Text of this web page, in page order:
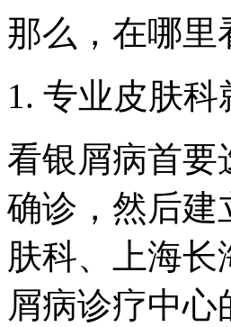
那么，在哪里
1. 专业皮肤科
看银屑病首要
确诊，然后建
肤科、上海
屑病诊疗中